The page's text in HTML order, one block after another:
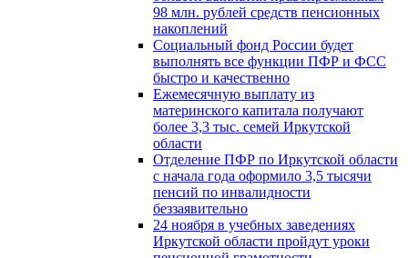
98 млн. рублей средств пенсионных
накоплений
Социальный фонд России будет
выполнять все функции ПФР и ФСС
быстро и качественно
Ежемесячную выплату из
материнского капитала получают
более 3,3 тыс. семей Иркутской
области
Отделение ПФР по Иркутской области
с начала года оформило 3,5 тысячи
пенсий по инвалидности
беззаявительно
24 ноября в учебных заведениях
Иркутской области пройдут уроки